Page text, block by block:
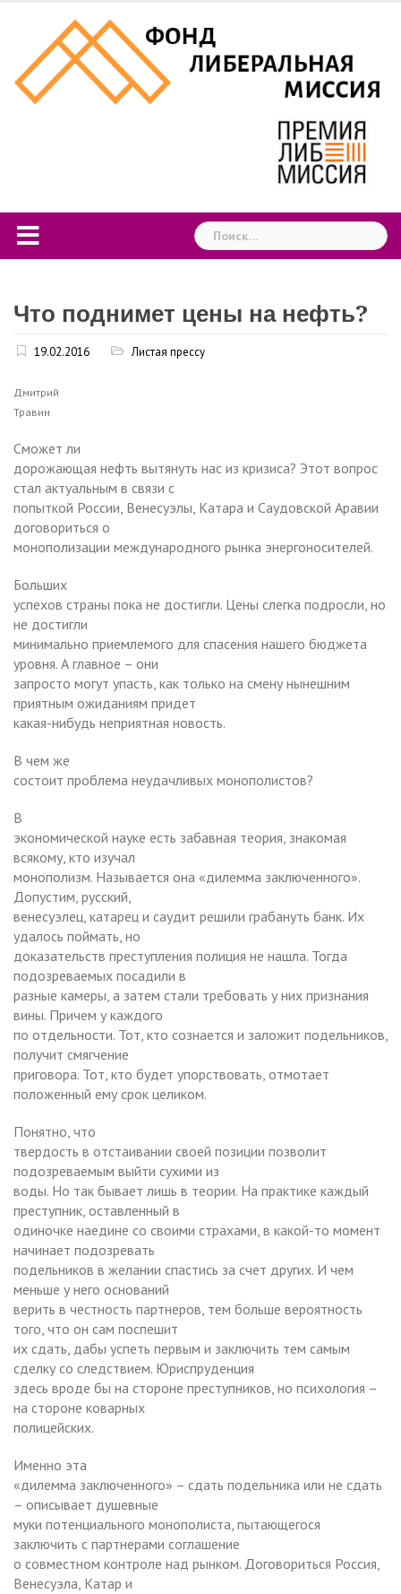
content
Найти:
Что поднимет цены на нефть?
19.02.2016 Листая прессу
Дмитрий
Травин
Сможет ли
дорожающая нефть вытянуть нас из кризиса? Этот вопрос
стал актуальным в связи с
попыткой России, Венесуэлы, Катара и Саудовской Аравии
договориться о
монополизации международного рынка энергоносителей.
Больших
успехов страны пока не достигли. Цены слегка подросли, но
не достигли
минимально приемлемого для спасения нашего бюджета
уровня. А главное – они
запросто могут упасть, как только на смену нынешним
приятным ожиданиям придет
какая-нибудь неприятная новость.
В чем же
состоит проблема неудачливых монополистов?
В
экономической науке есть забавная теория, знакомая
всякому, кто изучал
монополизм. Называется она «дилемма заключенного».
Допустим, русский,
венесуэлец, катарец и саудит решили грабануть банк. Их
удалось поймать, но
доказательств преступления полиция не нашла. Тогда
подозреваемых посадили в
разные камеры, а затем стали требовать у них признания
вины. Причем у каждого
по отдельности. Тот, кто сознается и заложит подельников,
получит смягчение
приговора. Тот, кто будет упорствовать, отмотает
положенный ему срок целиком.
Понятно, что
твердость в отстаивании своей позиции позволит
подозреваемым выйти сухими из
воды. Но так бывает лишь в теории. На практике каждый
преступник, оставленный в
одиночке наедине со своими страхами, в какой-то момент
начинает подозревать
подельников в желании спастись за счет других. И чем
меньше у него оснований
верить в честность партнеров, тем больше вероятность
того, что он сам поспешит
их сдать, дабы успеть первым и заключить тем самым
сделку со следствием. Юриспруденция
здесь вроде бы на стороне преступников, но психология –
на стороне коварных
полицейских.
Именно эта
«дилемма заключенного» – сдать подельника или не сдать
– описывает душевные
муки потенциального монополиста, пытающегося
заключить с партнерами соглашение
о совместном контроле над рынком. Договориться Россия,
Венесуэла, Катар и